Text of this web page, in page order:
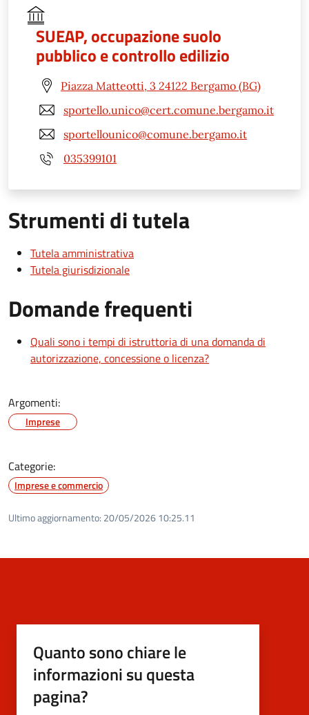
SUEAP, occupazione suolo
pubblico e controllo edilizio
Piazza Matteotti, 3 24122 Bergamo (BG)
sportello.unico@cert.comune.bergamo.it
sportellounico@comune.bergamo.it
035399101
Strumenti di tutela
Tutela amministrativa
Tutela giurisdizionale
Domande frequenti
Quali sono i tempi di istruttoria di una domanda di
autorizzazione, concessione o licenza?
Argomenti:
Imprese
Categorie:
Imprese e commercio
Ultimo aggiornamento: 20/05/2026 10:25.11
Quanto sono chiare le
informazioni su questa
pagina?